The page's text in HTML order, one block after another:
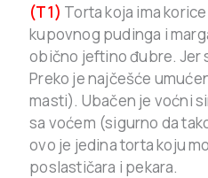
(T1) Torta koja ima
kupovnog pudinga i
obično jeftino đubre. Jer
Preko je najčešće
masti). Ubačen je voćni
sa voćem (sigurno da
ovo je jedina torta koju
poslastičara i pekara.